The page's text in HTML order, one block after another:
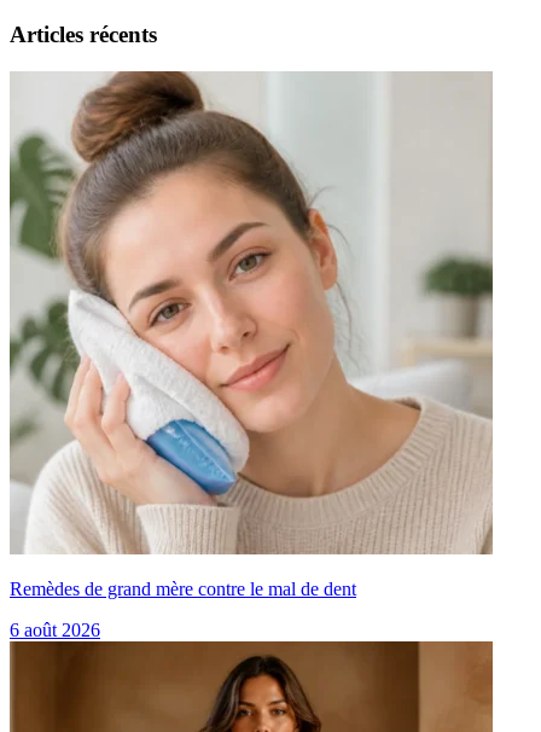
Articles récents
Remèdes de grand mère contre le mal de dent
6 août 2026